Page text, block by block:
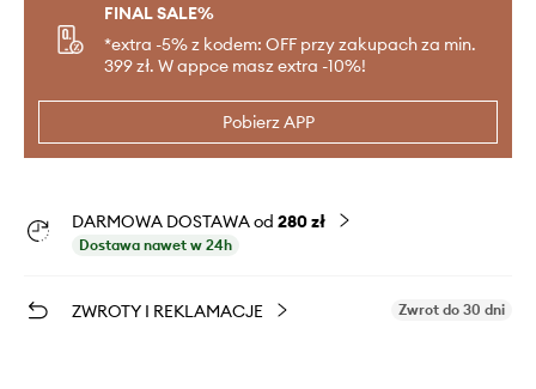
FINAL SALE%
*extra -5% z kodem: OFF przy zakupach za min.
399 zł. W appce masz extra -10%!
Pobierz APP
DARMOWA DOSTAWA od 280 zł
Dostawa nawet w 24h
ZWROTY I REKLAMACJE Zwrot do 30 dni